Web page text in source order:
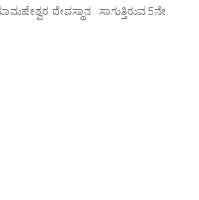
ದೇವಸ್ಥಾನ : ಸಾಗುತ್ತಿರುವ 5ನೇ